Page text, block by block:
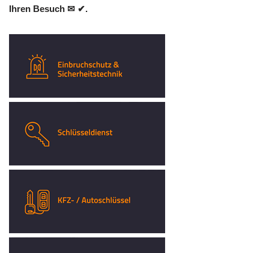
Ihren Besuch ✉ ✔.